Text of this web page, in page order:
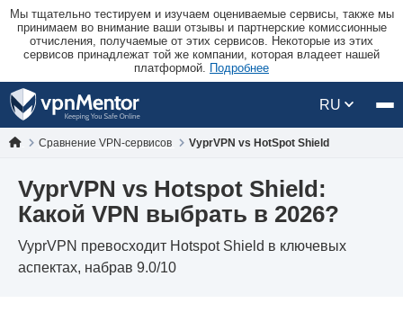
Мы тщательно тестируем и изучаем оцениваемые сервисы, также мы
принимаем во внимание ваши отзывы и партнерские комиссионные
отчисления, получаемые от этих сервисов. Некоторые из этих
сервисов принадлежат той же компании, которая владеет нашей
платформой. Подробнее
RU
Сравнение VPN-сервисов VyprVPN vs HotSpot Shield
VyprVPN vs Hotspot Shield:
Какой VPN выбрать в 2026?
VyprVPN превосходит Hotspot Shield в ключевых
аспектах, набрав 9.0/10